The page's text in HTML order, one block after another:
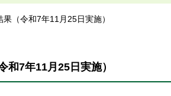
（令和7年11月25日実施）
和7年11月25日実施）